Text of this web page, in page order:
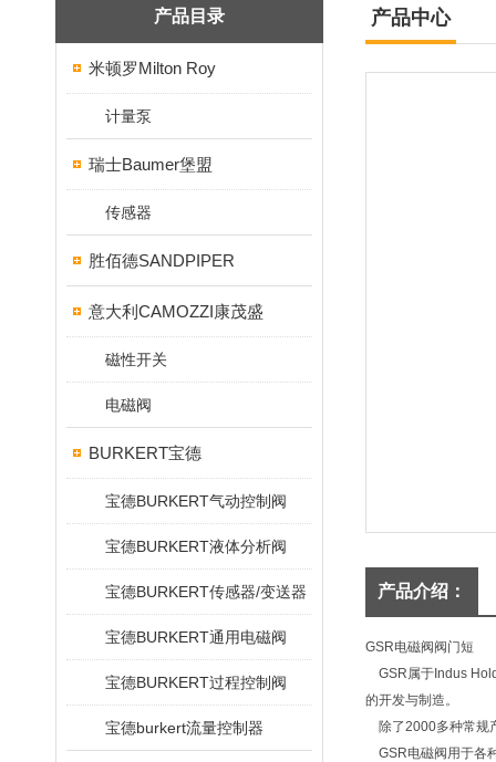
产品目录
米顿罗Milton Roy
计量泵
瑞士Baumer堡盟
传感器
胜佰德SANDPIPER
意大利CAMOZZI康茂盛
磁性开关
电磁阀
BURKERT宝德
宝德BURKERT气动控制阀
宝德BURKERT液体分析阀
宝德BURKERT传感器/变送器
宝德BURKERT通用电磁阀
宝德BURKERT过程控制阀
宝德burkert流量控制器
产品中心
产品介绍：
GSR电磁阀阀门短
GSR属于Indus
的开发与制造。
除了2000多种常规
GSR电磁阀用于各